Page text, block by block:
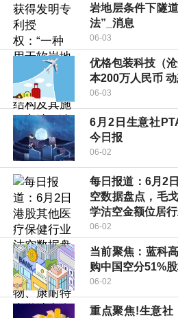
岩地层条件下隧
法”_消息
06-03
优格包装科技（
本200万人民币
06-03
6月2日生意社
今日报
06-02
每日报道：6月2
空数据盘点，毛
学沽空金额位居
06-02
当前聚焦：蓝科
购中国空分51%
06-02
重点聚焦!生意社